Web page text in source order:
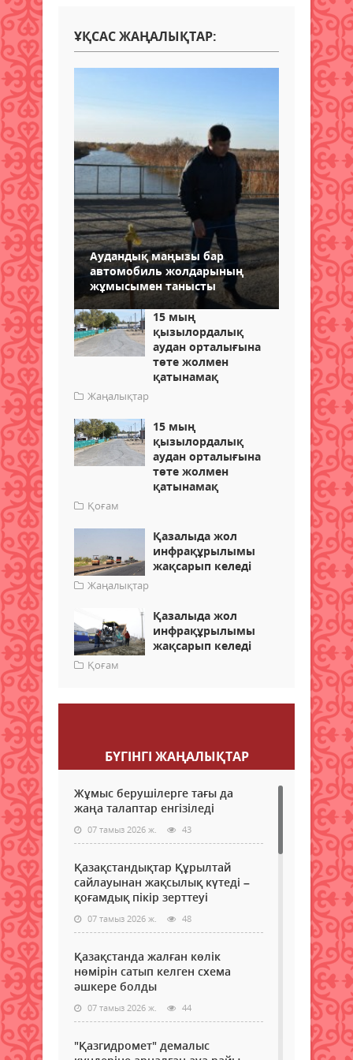
ҰҚСАС ЖАҢАЛЫҚТАР:
Аудандық маңызы бар
автомобиль жолдарының
жұмысымен танысты
15 мың
қызылордалық
аудан орталығына
төте жолмен
қатынамақ
Жаңалықтар
15 мың
қызылордалық
аудан орталығына
төте жолмен
қатынамақ
Қоғам
Қазалыда жол
инфрақұрылымы
жақсарып келеді
Жаңалықтар
Қазалыда жол
инфрақұрылымы
жақсарып келеді
Қоғам
БҮГІНГI ЖАҢАЛЫҚТАР
Жұмыс берушілерге тағы да
жаңа талаптар енгізіледі
07 тамыз 2026 ж. 43
Қазақстандықтар Құрылтай
сайлауынан жақсылық күтеді –
қоғамдық пікір зерттеуі
07 тамыз 2026 ж. 48
Қазақстанда жалған көлік
нөмірін сатып келген схема
әшкере болды
07 тамыз 2026 ж. 44
"Қазгидромет" демалыс